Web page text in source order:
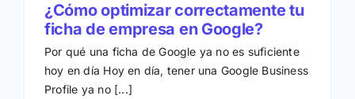
¿Cómo optimizar correctamente tu
ficha de empresa en Google?
Por qué una ficha de Google ya no es suficiente
hoy en día Hoy en día, tener una Google Business
Profile ya no [...]